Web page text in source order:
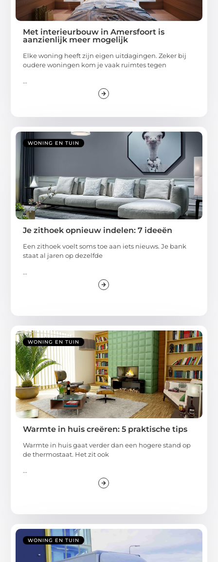
Met interieurbouw in Amersfoort is
aanzienlijk meer mogelijk
Elke woning heeft zijn eigen uitdagingen. Zeker bij
oudere woningen kom je vaak ruimtes tegen
...
WONING EN TUIN
Je zithoek opnieuw indelen: 7 ideeën
Een zithoek voelt soms toe aan iets nieuws. Je bank
staat al jaren op dezelfde
...
WONING EN TUIN
Warmte in huis creëren: 5 praktische tips
Warmte in huis gaat verder dan een hogere stand op
de thermostaat. Het zit ook
...
WONING EN TUIN